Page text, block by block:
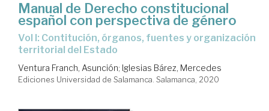
Manual de Derecho constitucional
español con perspectiva de género
Vol I: Contitución, órganos, fuentes y organización
territorial del Estado
Ventura Franch, Asunción; Iglesias Bárez, Mercedes
Ediciones Universidad de Salamanca. Salamanca, 2020